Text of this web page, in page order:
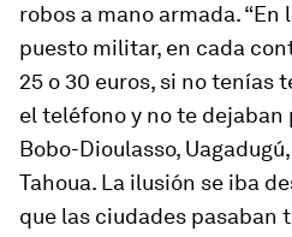
robos a mano armada.
puesto militar, en cada
25 o 30 euros, si no tenías
el teléfono y no te dejaban
Bobo-Dioulasso,
Tahoua. La ilusión se iba
que las ciudades pasaban